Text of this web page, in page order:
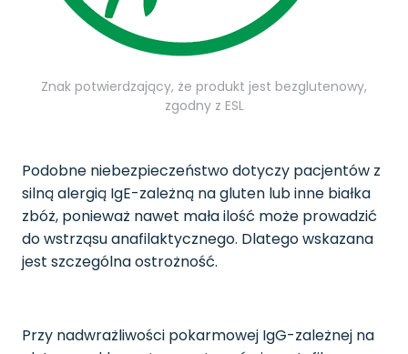
Znak potwierdzający, że produkt jest bezglutenowy,
zgodny z ESL
Podobne niebezpieczeństwo dotyczy pacjentów z
silną alergią IgE-zależną na gluten lub inne białka
zbóż, ponieważ nawet mała ilość może prowadzić
do wstrząsu anafilaktycznego. Dlatego wskazana
jest szczególna ostrożność.
Przy nadwrażliwości pokarmowej IgG-zależnej na